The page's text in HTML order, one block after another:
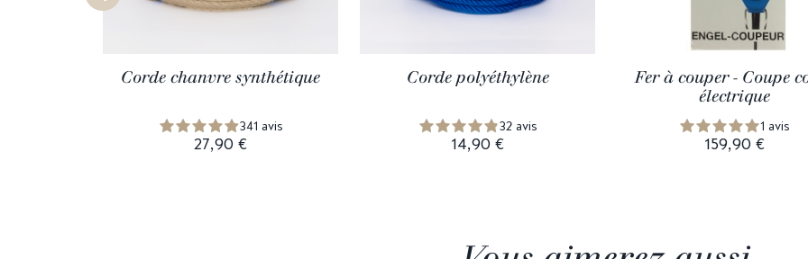
Corde chanvre synthétique
341 avis
27,90 €
Corde polyéthylène
32 avis
14,90 €
Fer à couper - Coupe
électrique
1 avis
159,90 €